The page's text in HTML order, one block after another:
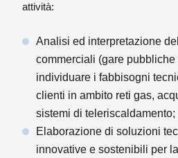
attività:
Analisi ed interpretazione
commerciali (gare pubbliche
individuare i fabbisogni
clienti in ambito reti gas,
sistemi di teleriscaldamento;
Elaborazione di soluzioni
innovative e sostenibili per